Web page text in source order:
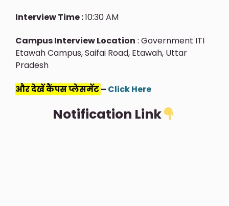
Interview Time :10:30 AM
Campus Interview Location : Government ITI
Etawah Campus, Saifai Road, Etawah, Uttar
Pradesh
और देखें कैंपस प्लेसमेंट– Click Here
Notification Link